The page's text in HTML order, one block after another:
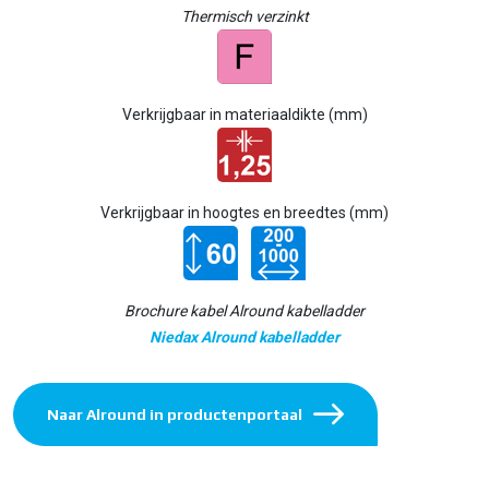
Thermisch verzinkt
Verkrijgbaar in materiaaldikte (mm)
Verkrijgbaar in hoogtes en breedtes (mm)
Brochure kabel Alround kabelladder
Niedax Alround kabelladder
Naar Alround in productenportaal